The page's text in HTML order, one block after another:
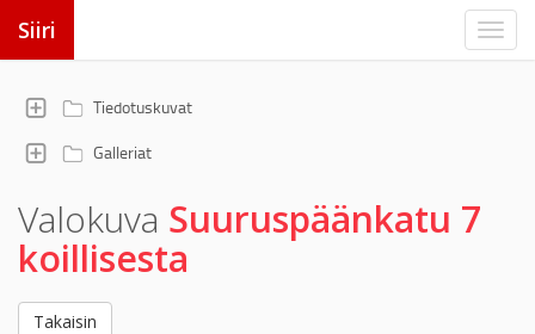
Siiri
Tiedotuskuvat
Galleriat
Valokuva Suuruspäänkatu 7
koillisesta
Takaisin